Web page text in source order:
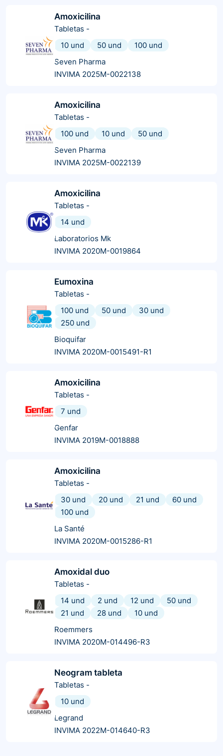
Amoxicilina
Tabletas -
10 und
50 und
100 und
Seven Pharma
INVIMA 2025M-0022138
Amoxicilina
Tabletas -
100 und
10 und
50 und
Seven Pharma
INVIMA 2025M-0022139
Amoxicilina
Tabletas -
14 und
Laboratorios Mk
INVIMA 2020M-0019864
Eumoxina
Tabletas -
100 und
50 und
30 und
250 und
Bioquifar
INVIMA 2020M-0015491-R1
Amoxicilina
Tabletas -
7 und
Genfar
INVIMA 2019M-0018888
Amoxicilina
Tabletas -
30 und
20 und 21 und
60 und
100 und
La Santé
INVIMA 2020M-0015286-R1
Amoxidal duo
Tabletas -
14 und
2 und 12 und
50 und
21 und
28 und
10 und
Roemmers
INVIMA 2020M-014496-R3
Neogram tableta
Tabletas -
10 und
Legrand
INVIMA 2022M-014640-R3